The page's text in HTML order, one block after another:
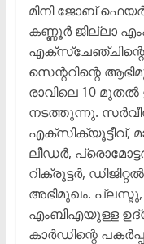
മിനി ജോബ്
കണ്ണൂര്‍ ജില്ലാ
എക്സ്ചേഞ്ചിന്റെ
സെന്ററിന്റെ
രാവിലെ 10 മുതല്‍
നടത്തുന്നു.
എക്സിക്യൂട്ടീവ്,
ലീഡര്‍,
റിക്രൂട്ടര്‍,
അഭിമുഖം.
എംബിഎയുള്ള
കാര്‍ഡിന്റെ